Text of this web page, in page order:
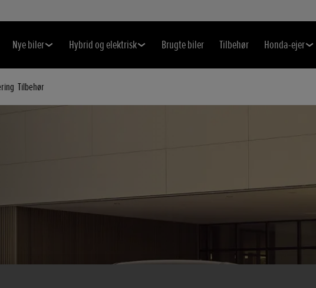
Nye biler Hybrid og elektrisk Brugte biler Tilbehør Honda-ejer
Tilbehør